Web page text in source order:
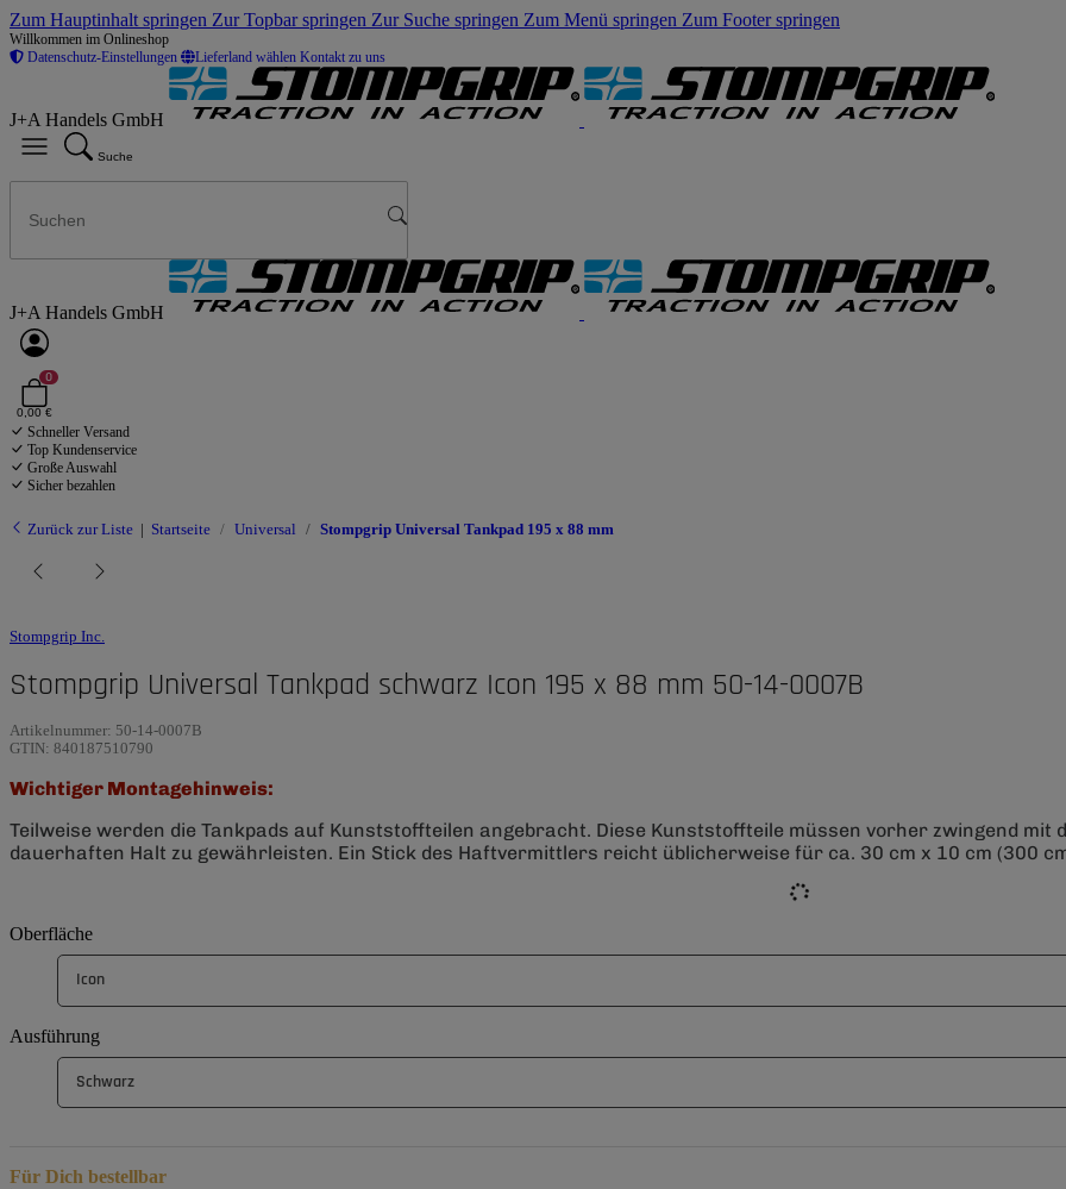
Zum Hauptinhalt springen Zur Topbar springen Zur Suche springen Zum Menü springen Zum Footer springen
Willkommen im Onlineshop
Datenschutz-Einstellungen
Lieferland wählen Kontakt zu uns
J+A Handels GmbH
Suche
J+A Handels GmbH
0
0,00 €
Schneller Versand
Top Kundenservice
Große Auswahl
Sicher bezahlen
Zurück zur Liste Startseite Universal Stompgrip Universal Tankpad 195 x 88 mm
Stompgrip Inc.
Stompgrip Universal Tankpad schwarz Icon 195 x 88 mm 50-14-0007B
Artikelnummer: 50-14-0007B
GTIN: 840187510790
Wichtiger Montagehinweis:
Teilweise werden die Tankpads auf Kunststoffteilen angebracht. Diese Kunststoffteile müssen vorher zwingend
dauerhaften Halt zu gewährleisten. Ein Stick des Haftvermittlers reicht üblicherweise für ca. 30 cm x 10 cm (300
Oberfläche
Icon
Ausführung
Schwarz
Für Dich bestellbar